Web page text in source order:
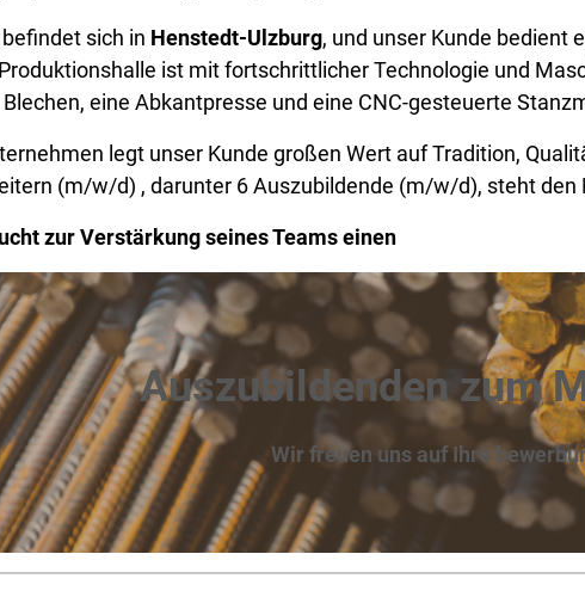
sich in Henstedt-Ulzburg, und unser Kunde bedient
ist mit fortschrittlicher Technologie und
eine Abkantpresse und eine CNC-gesteuerte
legt unser Kunde großen Wert auf Tradition,
(m/w/d) , darunter 6 Auszubildende (m/w/d), steht
zur Verstärkung seines Teams einen
Auszubildenden zum
Wir freuen uns auf Ihre